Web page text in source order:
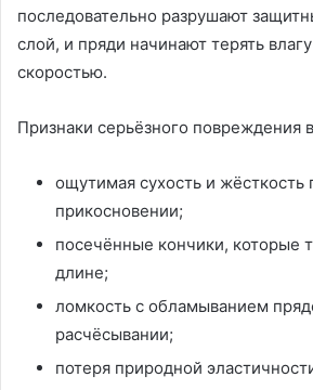
последовательно разрушают
слой, и пряди начинают терять
скоростью.
Признаки серьёзного повреждения
ощутимая сухость и жёсткость
прикосновении;
посечённые кончики, которые
длине;
ломкость с обламыванием
расчёсывании;
потеря природной